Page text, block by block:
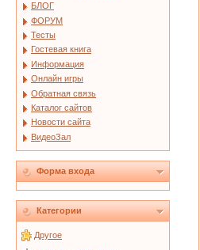
БЛОГ
ФОРУМ
Тесты
Гостевая книга
Информация
Онлайн игры
Обратная связь
Каталог сайтов
Новости сайта
ВидеоЗал
Форма входа
Категории
Другое